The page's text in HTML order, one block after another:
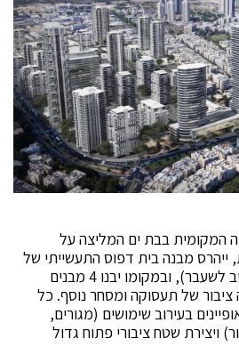
המקומית בבת ים המליצה על
ייהרס מבנה בית דפוס התעשייתי של
עיתון "ישראל היום" (מעריב לשעבר), ובמקומו יבנו 4 מבנים
ומבנה ציבור של תעסוקה ומסחר נוסף. כל
בעירוב שימושים (מגורים,
ויצירת שטח ציבורי פתוח גדול